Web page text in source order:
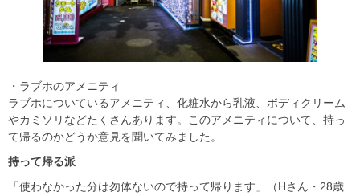
・ラブホのアメニティ
ラブホについているアメニティ、化粧水から乳液、ボディクリーム
やカミソリなどたくさんあります。このアメニティについて、持っ
て帰るのかどうか意見を聞いてみました。
持って帰る派
「使わなかった分は勿体ないので持って帰ります」（Hさん・28歳